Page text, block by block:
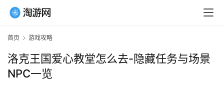
首页 游戏攻略
洛克王国爱心教堂怎么去-隐藏任务与场景
NPC一览